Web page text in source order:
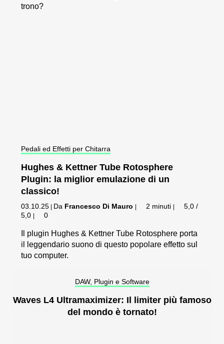
trono?
Pedali ed Effetti per Chitarra
Hughes & Kettner Tube Rotosphere
Plugin: la miglior emulazione di un
classico!
03.10.25 | Da Francesco Di Mauro | 2 minuti |
5,0 /
5,0 | 0
Il plugin Hughes & Kettner Tube Rotosphere porta
il leggendario suono di questo popolare effetto sul
tuo computer.
DAW, Plugin e Software
Waves L4 Ultramaximizer: Il limiter più famoso
del mondo è tornato!